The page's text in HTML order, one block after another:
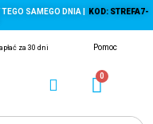
SAMEGO DNIA |
KOD: STREFA7-
za 30 dni Pomoc